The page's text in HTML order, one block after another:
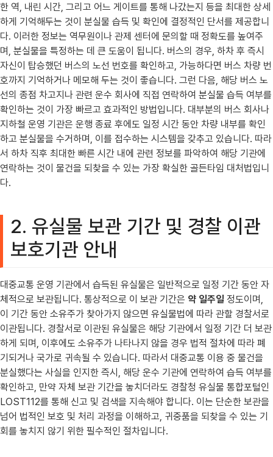
한 역, 내린 시간, 그리고 어느 게이트를 통해 나갔는지 등을 최대한 상세
하게 기억해두는 것이 분실물 습득 및 확인에 결정적인 단서를 제공합니
다. 이러한 정보는 역무원이나 관제 센터에 문의할 때 정확도를 높여주
며, 분실물을 특정하는 데 큰 도움이 됩니다. 버스의 경우, 하차 후 즉시
자신이 탑승했던 버스의 노선 번호를 확인하고, 가능하다면 버스 차량 번
호까지 기억하거나 메모해 두는 것이 좋습니다. 그런 다음, 해당 버스 노
선의 종점 차고지나 관련 운수 회사에 직접 연락하여 분실물 습득 여부를
확인하는 것이 가장 빠르고 효과적인 방법입니다. 대부분의 버스 회사나
지하철 운영 기관은 운행 종료 후에도 일정 시간 동안 차량 내부를 확인
하고 분실물을 수거하며, 이를 접수하는 시스템을 갖추고 있습니다. 따라
서 하차 직후 최대한 빠른 시간 내에 관련 정보를 파악하여 해당 기관에
연락하는 것이 물건을 되찾을 수 있는 가장 확실한 골든타임 대처법입니
다.
2. 유실물 보관 기간 및 경찰 이관
보호기관 안내
대중교통 운영 기관에서 습득된 유실물은 일반적으로 일정 기간 동안 자
체적으로 보관됩니다. 통상적으로 이 보관 기간은 약 일주일 정도이며,
이 기간 동안 소유주가 찾아가지 않으면 유실물법에 따라 관할 경찰서로
이관됩니다. 경찰서로 이관된 유실물은 해당 기관에서 일정 기간 더 보관
하게 되며, 이후에도 소유주가 나타나지 않을 경우 법적 절차에 따라 폐
기되거나 국가로 귀속될 수 있습니다. 따라서 대중교통 이용 중 물건을
분실했다는 사실을 인지한 즉시, 해당 운수 기관에 연락하여 습득 여부를
확인하고, 만약 자체 보관 기간을 놓치더라도 경찰청 유실물 통합포털인
LOST112를 통해 신고 및 검색을 지속해야 합니다. 이는 단순한 보관을
넘어 법적인 보호 및 처리 과정을 이해하고, 귀중품을 되찾을 수 있는 기
회를 놓치지 않기 위한 필수적인 절차입니다.